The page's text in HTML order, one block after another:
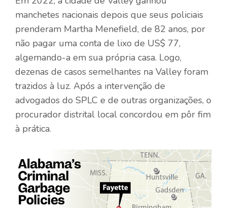
manchetes nacionais depois que seus policiais
prenderam Martha Menefield, de 82 anos, por
não pagar uma conta de lixo de US$ 77,
algemando-a em sua própria casa. Logo,
dezenas de casos semelhantes na Valley foram
trazidos à luz. Após a intervenção de
advogados do SPLC e de outras organizações, o
procurador distrital local concordou em pôr fim
à prática.